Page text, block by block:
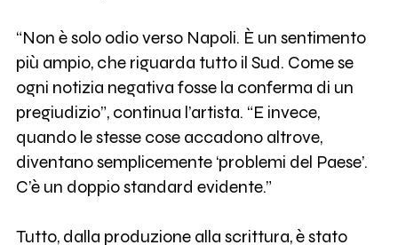
“Non è solo odio verso Napoli. È un sentimento
più ampio, che riguarda tutto il Sud. Come se
ogni notizia negativa fosse la conferma di un
pregiudizio”, continua l’artista. “E invece,
quando le stesse cose accadono altrove,
diventano semplicemente ‘problemi del Paese’.
C’è un doppio standard evidente.”
Tutto, dalla produzione alla scrittura, è stato